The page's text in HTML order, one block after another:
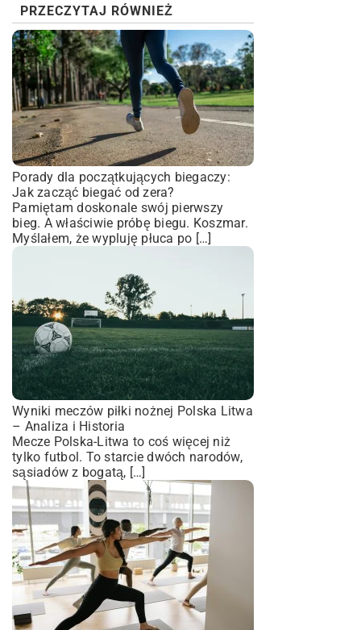
PRZECZYTAJ RÓWNIEŻ
Porady dla początkujących biegaczy:
Jak zacząć biegać od zera?
Pamiętam doskonale swój pierwszy
bieg. A właściwie próbę biegu. Koszmar.
Myślałem, że wypluję płuca po […]
Wyniki meczów piłki nożnej Polska Litwa
– Analiza i Historia
Mecze Polska-Litwa to coś więcej niż
tylko futbol. To starcie dwóch narodów,
sąsiadów z bogatą, […]